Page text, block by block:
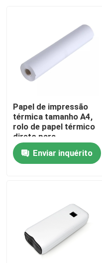
Casa
Quem Somos
Fábrica
Papel de impressão
térmica tamanho A4,
rolo de papel térmico
direto para
impressora A4
Enviar inquérito